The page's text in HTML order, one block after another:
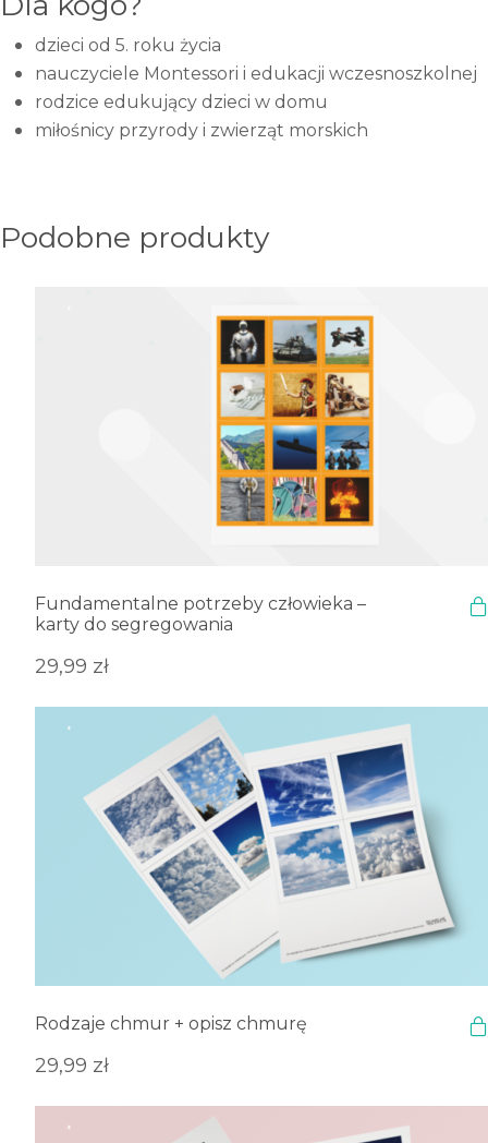
dzieci od 5. roku życia
nauczyciele Montessori i edukacji wczesnoszkolnej
rodzice edukujący dzieci w domu
miłośnicy przyrody i zwierząt morskich
Podobne produkty
Fundamentalne potrzeby człowieka –
karty do segregowania
29,99 zł
Rodzaje chmur + opisz chmurę
29,99 zł